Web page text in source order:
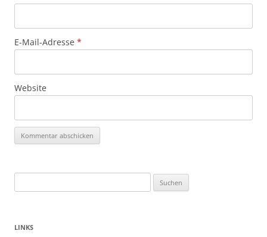
E-Mail-Adresse *
Website
nach:
LINKS